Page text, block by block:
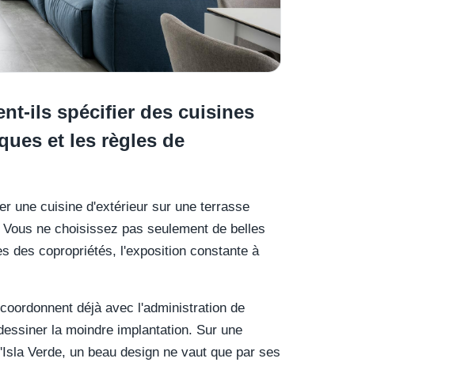
ils spécifier des cuisines
et les règles de
une cuisine d'extérieur sur une terrasse
ne choisissez pas seulement de belles
des copropriétés, l'exposition constante à
déjà avec l'administration de
la moindre implantation. Sur une
Verde, un beau design ne vaut que par ses